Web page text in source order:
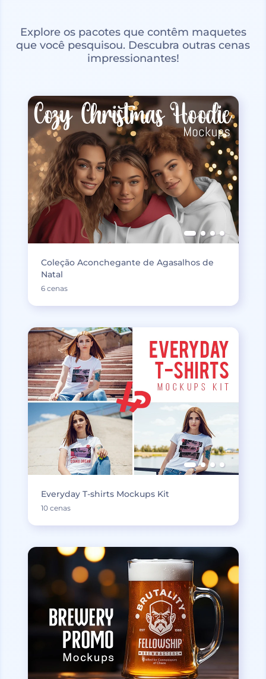
Explore os pacotes que contêm maquetes
que você pesquisou. Descubra outras cenas
impressionantes!
Coleção Aconchegante de Agasalhos de
Natal
6 cenas
Everyday T-shirts Mockups Kit
10 cenas